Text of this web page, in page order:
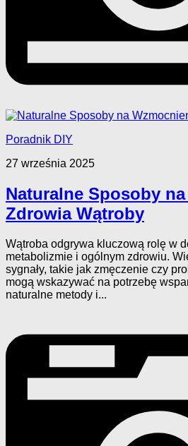
Poradnik DIY
27 września 2025
Naturalne Sposoby
Zdrowia Wątroby
Wątroba odgrywa kluczową rolę w
metabolizmie i ogólnym zdrowiu.
sygnały, takie jak zmęczenie czy
mogą wskazywać na potrzebę
naturalne metody i...